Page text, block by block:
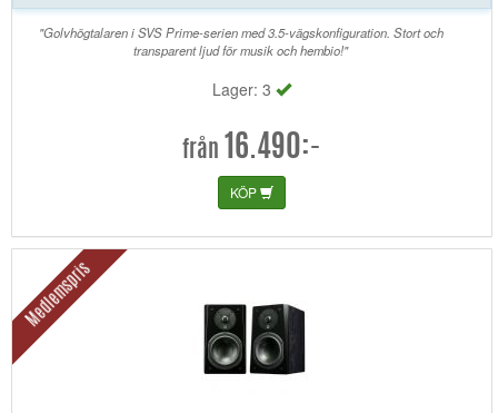
"Golvhögtalaren i SVS Prime-serien med 3.5-vägskonfiguration. Stort och
transparent ljud för musik och hembio!"
Lager: 3
från 16.490:-
KÖP
Medlemspris